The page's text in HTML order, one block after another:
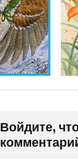
Войдите,